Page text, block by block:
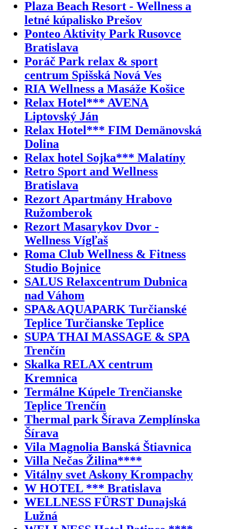
Plaza Beach Resort - Wellness a
letné kúpalisko Prešov
Ponteo Aktivity Park Rusovce
Bratislava
Poráč Park relax & sport
centrum Spišská Nová Ves
RIA Wellness a Masáže Košice
Relax Hotel*** AVENA
Liptovský Ján
Relax Hotel*** FIM Demänovská
Dolina
Relax hotel Sojka*** Malatíny
Retro Sport and Wellness
Bratislava
Rezort Apartmány Hrabovo
Ružomberok
Rezort Masarykov Dvor -
Wellness Vígľaš
Roma Club Wellness & Fitness
Studio Bojnice
SALUS Relaxcentrum Dubnica
nad Váhom
SPA&AQUAPARK Turčianské
Teplice Turčianske Teplice
SUPA THAI MASSAGE & SPA
Trenčín
Skalka RELAX centrum
Kremnica
Termálne Kúpele Trenčianske
Teplice Trenčín
Thermal park Šírava Zemplínska
Šírava
Vila Magnolia Banská Štiavnica
Villa Nečas Žilina****
Vitálny svet Askony Krompachy
W HOTEL *** Bratislava
WELLNESS FÜRST Dunajská
Lužná